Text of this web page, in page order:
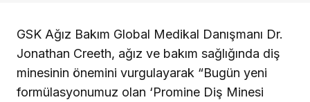
GSK Ağız Bakım Global Medikal Danışmanı Dr.
Jonathan Creeth, ağız ve bakım sağlığında diş
minesinin önemini vurgulayarak “Bugün yeni
formülasyonumuz olan ‘Promine Diş Minesi